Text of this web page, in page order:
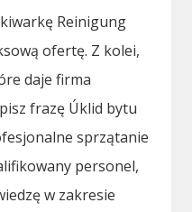
Reinigung
ofertę. Z kolei,
daje firma
frazę Úklid bytu
sprzątanie
personel,
w zakresie